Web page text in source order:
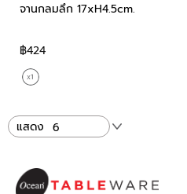
จานกลมลึก 17xH4.5cm.
฿424
แสดง